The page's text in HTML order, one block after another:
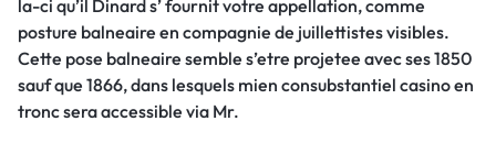
la-ci qu’il Dinard s’ fournit votre appellation, comme
posture balneaire en compagnie de juillettistes visibles.
Cette pose balneaire semble s’etre projetee avec ses 1850
sauf que 1866, dans lesquels mien consubstantiel casino en
tronc sera accessible via Mr.